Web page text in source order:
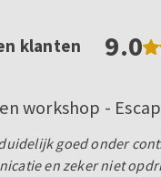
klanten
9.0
workshop -
goed onder
en zeker niet